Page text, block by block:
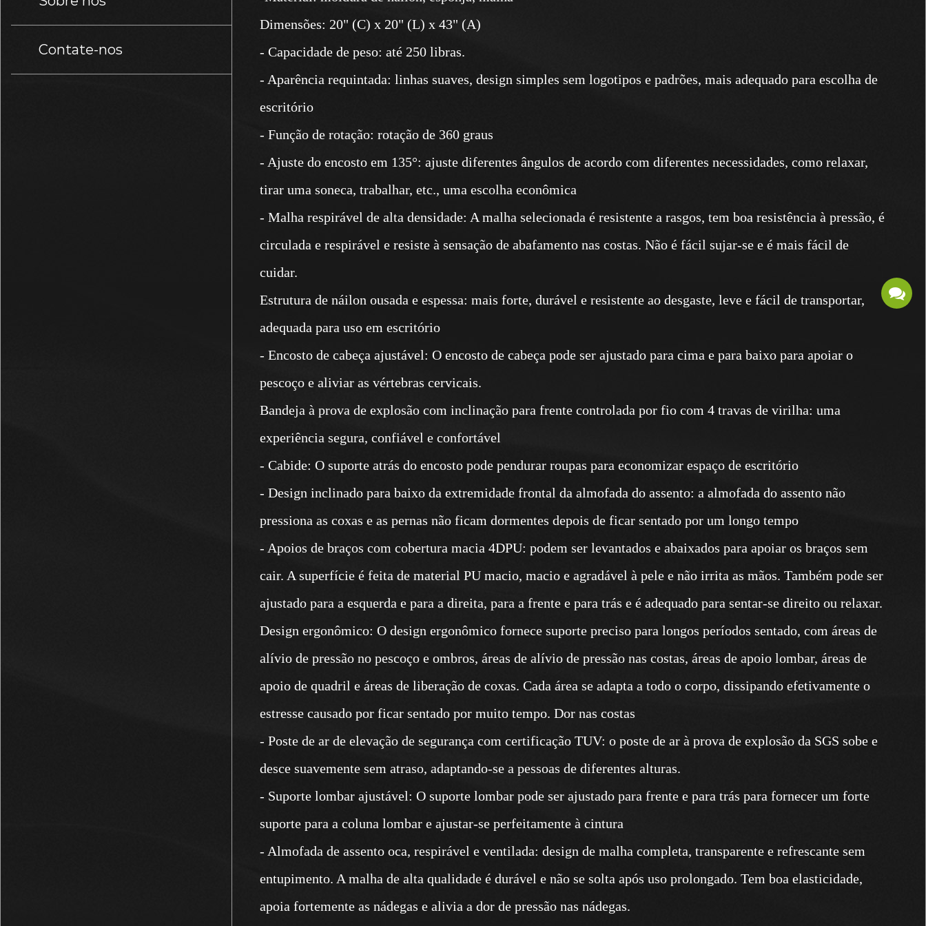
descansar. São estáveis ​​e têm pequena presença, e os apoios para os pés
também são desenhados com uma malha especial. A malha respirável de
alta densidade é resistente a rasgos, tem boa resistência à pressão, circula
se sujar e é mais tranquilo de cuidar. Os apoios de braços com cobertura
macia 4DPU podem ser levantados e abaixados para apoiar os braços sem
cair. A superfície é feita de material PU macio, macio e agradável à pele e
não irrita as mãos. Também pode ser ajustado para a esquerda e para a
relaxar. Poste de ar de elevação de segurança com certificação TUV, poste
adaptando-se a pessoas de diferentes alturas.
Contate-nos
Dimensões: 20" (C) x 20" (L) x 43" (A)
- Capacidade de peso: até 250 libras.
- Aparência requintada: linhas suaves, design simples sem logotipos e padrões, mais adequado para escolha de
escritório
- Função de rotação: rotação de 360 ​​graus
- Ajuste do encosto em 135°: ajuste diferentes ângulos de acordo com diferentes necessidades, como relaxar,
tirar uma soneca, trabalhar, etc., uma escolha econômica
- Malha respirável de alta densidade: A malha selecionada é resistente a rasgos, tem boa resistência à pressão, é
circulada e respirável e resiste à sensação de abafamento nas costas. Não é fácil sujar-se e é mais fácil de
cuidar.
Estrutura de náilon ousada e espessa: mais forte, durável e resistente ao desgaste, leve e fácil de transportar,
adequada para uso em escritório
- Encosto de cabeça ajustável: O encosto de cabeça pode ser ajustado para cima e para baixo para apoiar o
pescoço e aliviar as vértebras cervicais.
Bandeja à prova de explosão com inclinação para frente controlada por fio com 4 travas de virilha: uma
experiência segura, confiável e confortável
- Cabide: O suporte atrás do encosto pode pendurar roupas para economizar espaço de escritório
- Design inclinado para baixo da extremidade frontal da almofada do assento: a almofada do assento não
pressiona as coxas e as pernas não ficam dormentes depois de ficar sentado por um longo tempo
- Apoios de braços com cobertura macia 4DPU: podem ser levantados e abaixados para apoiar os braços sem
cair. A superfície é feita de material PU macio, macio e agradável à pele e não irrita as mãos. Também pode ser
ajustado para a esquerda e para a direita, para a frente e para trás e é adequado para sentar-se direito ou relaxar.
Design ergonômico: O design ergonômico fornece suporte preciso para longos períodos sentado, com áreas de
alívio de pressão no pescoço e ombros, áreas de alívio de pressão nas costas, áreas de apoio lombar, áreas de
apoio de quadril e áreas de liberação de coxas. Cada área se adapta a todo o corpo, dissipando efetivamente o
estresse causado por ficar sentado por muito tempo. Dor nas costas
- Poste de ar de elevação de segurança com certificação TUV: o poste de ar à prova de explosão da SGS sobe e
desce suavemente sem atraso, adaptando-se a pessoas de diferentes alturas.
- Suporte lombar ajustável: O suporte lombar pode ser ajustado para frente e para trás para fornecer um forte
suporte para a coluna lombar e ajustar-se perfeitamente à cintura
- Almofada de assento oca, respirável e ventilada: design de malha completa, transparente e refrescante sem
entupimento. A malha de alta qualidade é durável e não se solta após uso prolongado. Tem boa elasticidade,
apoia fortemente as nádegas e alivia a dor de pressão nas nádegas.